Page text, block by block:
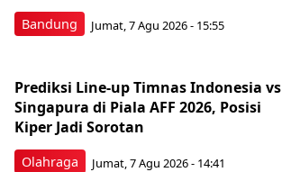
Bandung Jumat, 7 Agu 2026 - 15:55
Olahraga
Prediksi Line-up Timnas Indonesia vs
Singapura di Piala AFF 2026, Posisi
Kiper Jadi Sorotan
Jumat, 7 Agu 2026 - 14:41